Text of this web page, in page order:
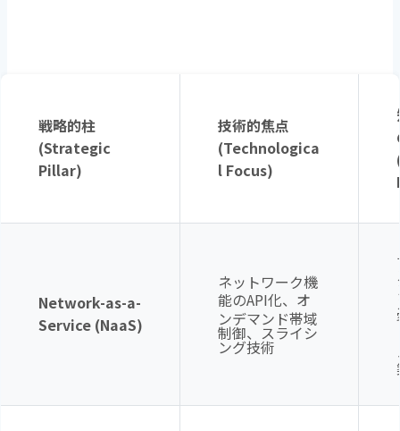
戦略的柱
(Strategic
Pillar)
技術的焦点
(Technologica
l Focus)
Network-as-a-
Service (NaaS)
ネットワーク機
能のAPI化、オ
ンデマンド帯域
制御、スライシ
ング技術